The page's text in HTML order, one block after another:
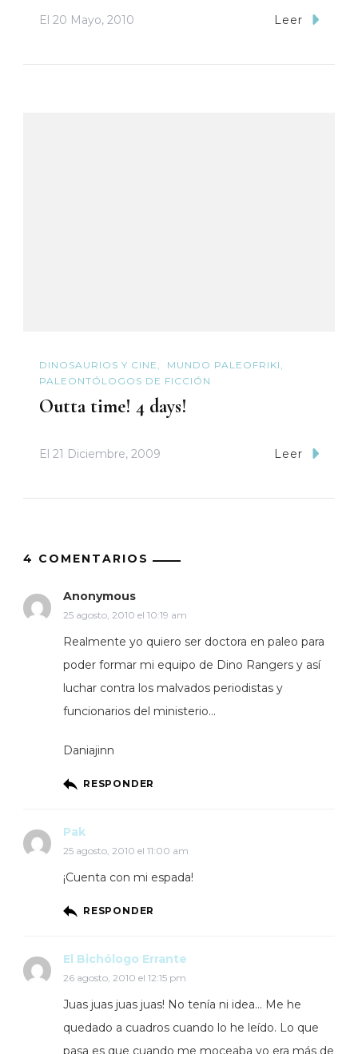
El 20 Mayo, 2010 Leer
DINOSAURIOS Y CINE
MUNDO PALEOFRIKI
PALEONTÓLOGOS DE FICCIÓN
Outta time! 4 days!
El 21 Diciembre, 2009 Leer
4 COMENTARIOS
Anonymous
25 agosto, 2010 el 10:19 am
Realmente yo quiero ser doctora en paleo para
poder formar mi equipo de Dino Rangers y así
luchar contra los malvados periodistas y
funcionarios del ministerio…
Daniajinn
RESPONDER
Pak
25 agosto, 2010 el 11:00 am
¡Cuenta con mi espada!
RESPONDER
El Bichólogo Errante
26 agosto, 2010 el 12:15 pm
Juas juas juas juas! No tenía ni idea… Me he
quedado a cuadros cuando lo he leído. Lo que
pasa es que cuando me moceaba yo era más de